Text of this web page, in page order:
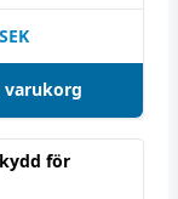
SEK
varukorg
för